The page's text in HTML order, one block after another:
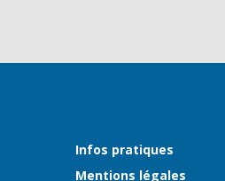
Infos pratiques
Mentions légales